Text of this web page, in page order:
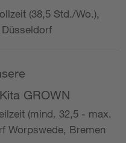
(38,5 Std./Wo.),
GROWN
(mind. 32,5 - max.
Worpswede, Bremen